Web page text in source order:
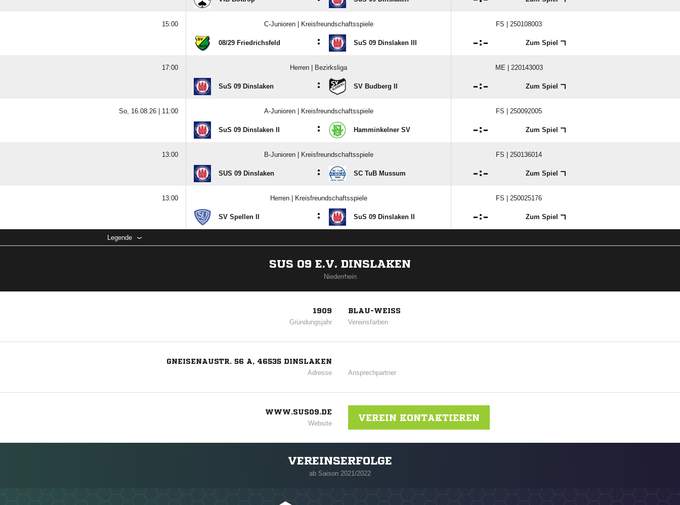
15:00 C-Junioren | Kreisfreundschaftsspiele FS | 250108003
08/​29 Friedrichsfeld : SuS 09 Dinslaken III : Zum Spiel
17:00 Herren | Bezirksliga ME | 220143003
SuS 09 Dinslaken : SV Budberg II : Zum Spiel
So, 16.08.26 | 11:00 A-Junioren | Kreisfreundschaftsspiele FS | 250092005
SuS 09 Dinslaken II : Hamminkelner SV : Zum Spiel
13:00 B-Junioren | Kreisfreundschaftsspiele FS | 250136014
SUS 09 Dinslaken : SC TuB Mussum : Zum Spiel
13:00 Herren | Kreisfreundschaftsspiele FS | 250025176
SV Spellen II : SuS 09 Dinslaken II : Zum Spiel
Legende
SUS 09 E.V. DINSLAKEN
Niederrhein
1909
Gründungsjahr
BLAU-WEISS
Vereinsfarben
GNEISENAUSTR. 56 A, 46535 DINSLAKEN
Adresse Ansprechpartner
WWW.SUS09.DE
Website
VEREIN KONTAKTIEREN
VEREINSERFOLGE
ab Saison 2021/2022